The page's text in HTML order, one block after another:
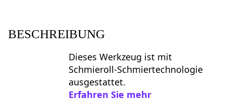
BESCHREIBUNG
Dieses Werkzeug ist mit
Schmieroll-Schmiertechnologie
ausgestattet.
Erfahren Sie mehr